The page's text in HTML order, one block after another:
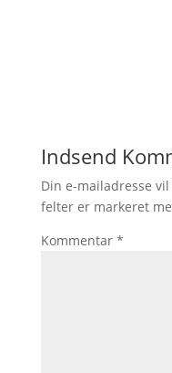
Indsend
Din e-mailadresse
felter er markeret
Kommentar *